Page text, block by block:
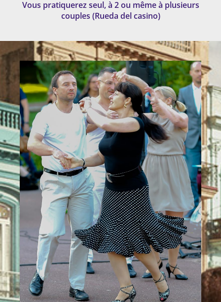
Vous pratiquerez seul, à 2 ou même à plusieurs
couples (Rueda del casino)